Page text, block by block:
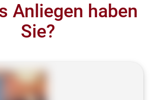
Anliegen haben
Sie?